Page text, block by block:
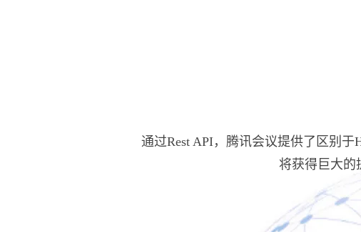
通过Rest API，腾讯会议提供了区别
将获得巨大的